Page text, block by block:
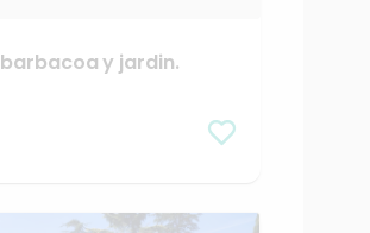
barbacoay jardin.